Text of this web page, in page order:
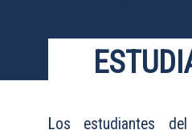
Los estudiantes